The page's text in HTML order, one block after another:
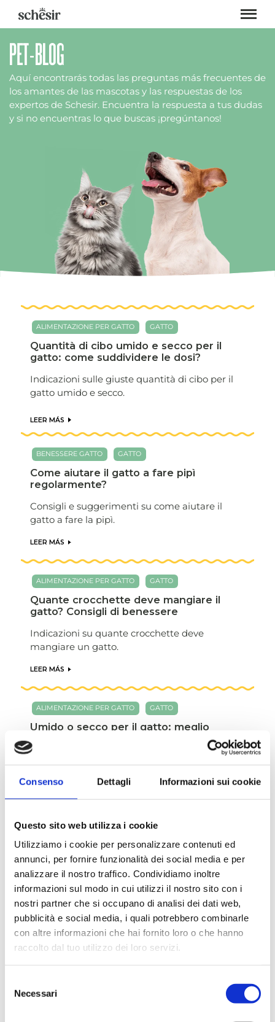
Consenso Dettagli Informazioni sui cookie
Questo sito web utilizza i cookie
Utilizziamo i cookie per personalizzare contenuti ed
annunci, per fornire funzionalità dei social media e per
analizzare il nostro traffico. Condividiamo inoltre
informazioni sul modo in cui utilizzi il nostro sito con i
nostri partner che si occupano di analisi dei dati web,
pubblicità e social media, i quali potrebbero combinarle
con altre informazioni che hai fornito loro o che hanno
raccolto dal tuo utilizzo dei loro servizi.
delNecessari
directamente
contenido
PET-BLOG
Aquí encontrarás todas las preguntas más frecuentes de
los amantes de las mascotas y las respuestas de los
expertos de Schesir. Encuentra la respuesta a tus dudas
y si no encuentras lo que buscas ¡pregúntanos!
ALIMENTAZIONE PER GATTO GATTO
Quantità di cibo umido e secco per il
gatto: come suddividere le dosi?
Indicazioni sulle giuste quantità di cibo per il
gatto umido e secco.
LEER MÁS
BENESSERE GATTO GATTO
Come aiutare il gatto a fare pipì
regolarmente?
Consigli e suggerimenti su come aiutare il
gatto a fare la pipì.
LEER MÁS
ALIMENTAZIONE PER GATTO GATTO
Quante crocchette deve mangiare il
gatto? Consigli di benessere
Indicazioni su quante crocchette deve
mangiare un gatto.
LEER MÁS
ALIMENTAZIONE PER GATTO GATTO
Umido o secco per il gatto: meglio
un'alimentazione mista
LEER MÁS
Perché i gatti producono tanto tartaro?
Tutto quello che devi sapere sul tartaro nei
gatti.
ALIMENTAZIONE PER CANE GATTO
Cibo umido per gatti sterilizzati: come
Gatti sterilizzati: quello che devi sapere sul cibo